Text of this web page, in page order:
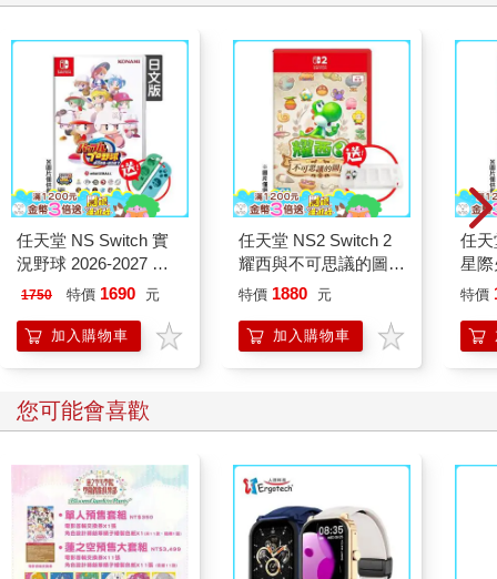
此刻，她眼鏡上游移的光線
難得把她的眼眸映成了明鏡。
然而轉眼，當你掀起
她蕨圃旁的門簾，剛好跟上的卻是
枯唇抖搐的起起落落，驟至的疼痛串起花環
在黑暗中平靜下來。
──所以當清新的陽光破解潮濕的綠意
我終於明白自己原來是困惑的子嗣
時而頭戴尚未轉為灰白的冠冕
深居其中統治──啊無情井然的白髮！
任天堂 NS Switch 實
況野球 2026-2027 日
文版 無中文（+矽膠套
1750 特價 1690 元
加入購物車
任天堂 NS2 Switch 2
耀西與不可思議的圖鑑
中文版（送卡匣盒）
特價 1880 元
加入購物車
任天
星際
製
特價
您可能會喜歡